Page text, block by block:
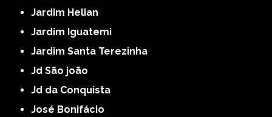
Jardim Helian
Jardim Iguatemi
Jardim Santa Terezinha
Jd São joão
Jd da Conquista
José Bonifácio